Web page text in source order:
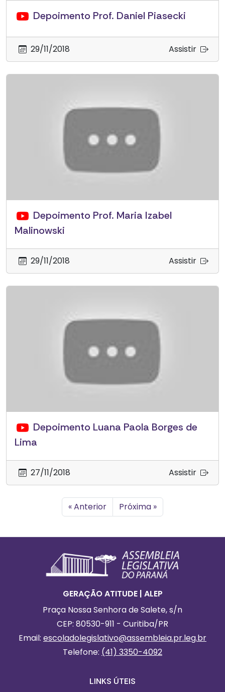
Depoimento Prof. Daniel Piasecki
29/11/2018 Assistir
Depoimento Prof. Maria Izabel
Malinowski
29/11/2018 Assistir
Depoimento Luana Paola Borges de
Lima
27/11/2018 Assistir
« Anterior Próxima »
Informações Gerais
GERAÇÃO ATITUDE | ALEP
Praça Nossa Senhora de Salete, s/n
CEP: 80530-911 - Curitiba/PR
Email: escoladolegislativo@assembleia.pr.leg.br
Telefone: (41) 3350-4092
LINKS ÚTEIS